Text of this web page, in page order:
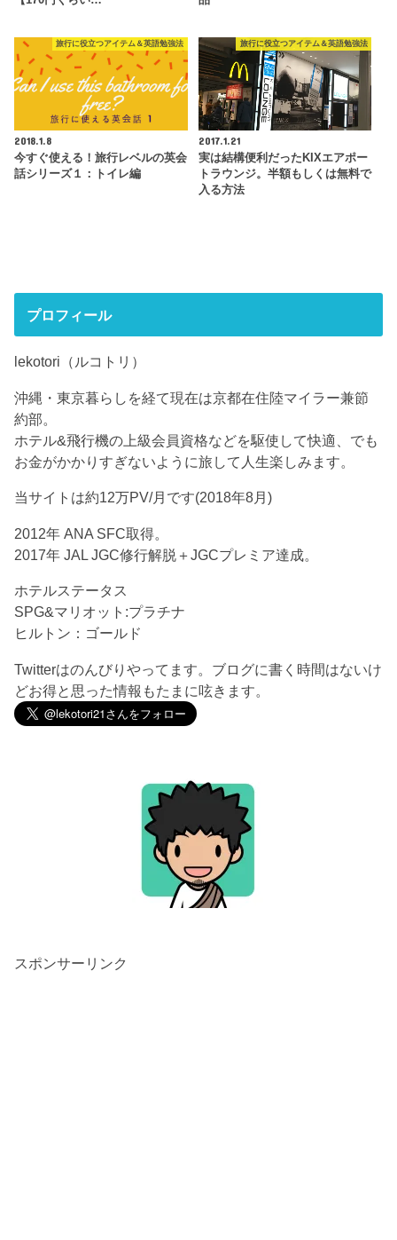
旅行に役立つアイテム＆英語勉強法
2018.1.8
今すぐ使える！旅行レベルの英会
話シリーズ１：トイレ編
旅行に役立つアイテム＆英語勉強法
2017.1.21
実は結構便利だったKIXエアポー
トラウンジ。半額もしくは無料で
入る方法
プロフィール
lekotori（ルコトリ）
沖縄・東京暮らしを経て現在は京都在住陸マイラー兼節
約部。
ホテル&飛行機の上級会員資格などを駆使して快適、でも
お金がかかりすぎないように旅して人生楽しみます。
当サイトは約12万PV/月です(2018年8月)
2012年 ANA SFC取得。
2017年 JAL JGC修行解脱＋JGCプレミア達成。
ホテルステータス
SPG&マリオット:プラチナ
ヒルトン：ゴールド
Twitterはのんびりやってます。ブログに書く時間はないけ
どお得と思った情報もたまに呟きます。
スポンサーリンク